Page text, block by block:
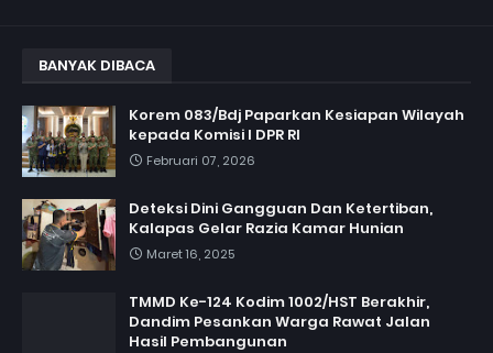
BANYAK DIBACA
Korem 083/Bdj Paparkan Kesiapan Wilayah
kepada Komisi I DPR RI
Februari 07, 2026
Deteksi Dini Gangguan Dan Ketertiban,
Kalapas Gelar Razia Kamar Hunian
Maret 16, 2025
TMMD Ke-124 Kodim 1002/HST Berakhir,
Dandim Pesankan Warga Rawat Jalan
Hasil Pembangunan